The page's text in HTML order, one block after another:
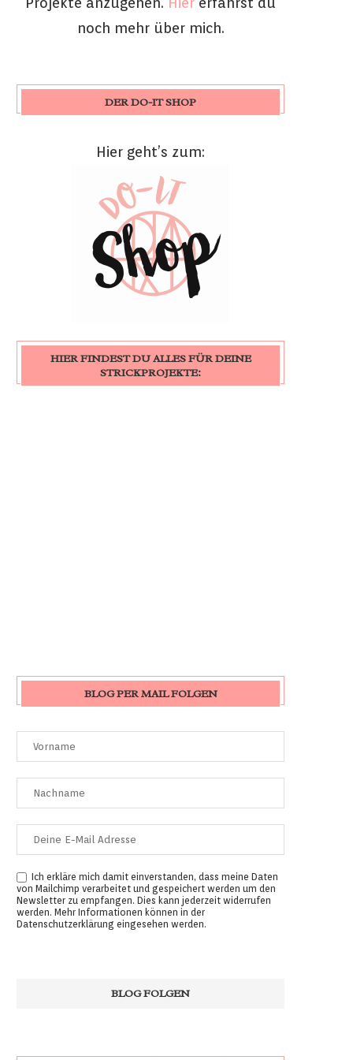
noch mehr über mich.
DER DO-IT SHOP
Hier geht’s zum:
HIER FINDEST DU ALLES FÜR DEINE
STRICKPROJEKTE:
BLOG PER MAIL FOLGEN
Ich erkläre mich damit einverstanden, dass meine Daten
von Mailchimp verarbeitet und gespeichert werden um den
Newsletter zu empfangen. Dies kann jederzeit widerrufen
werden. Mehr Informationen können in der
Datenschutzerklärung eingesehen werden.